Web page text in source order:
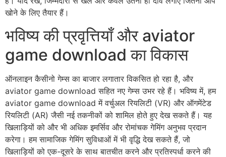
खोने के लिए तैयार हैं।
भविष्य की प्रवृत्तियाँ और aviator
game download का विकास
ऑनलाइन कैसीनो गेम्स का बाजार लगातार विकसित हो रहा है, और
aviator game download सहित नए गेम्स उभर रहे हैं। भविष्य में, हम
aviator game download में वर्चुअल रियलिटी (VR) और ऑगमेंटेड
रियलिटी (AR) जैसी नई तकनीकों को शामिल होते हुए देख सकते हैं। यह
खिलाड़ियों को और भी अधिक इमर्सिव और रोमांचक गेमिंग अनुभव प्रदान
करेगा। हम सामाजिक गेमिंग सुविधाओं में भी वृद्धि देख सकते हैं, जो
खिलाड़ियों को एक-दूसरे के साथ बातचीत करने और प्रतिस्पर्धा करने की